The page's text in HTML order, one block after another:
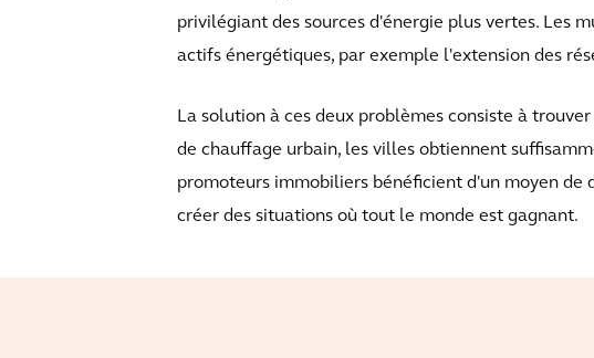
privilégiant des sources d'énergie plus vertes. Les
actifs énergétiques, par exemple l'extension des
La solution à ces deux problèmes consiste à
de chauffage urbain, les villes obtiennent
promoteurs immobiliers bénéficient d'un moyen de
créer des situations où tout le monde est gagnant.